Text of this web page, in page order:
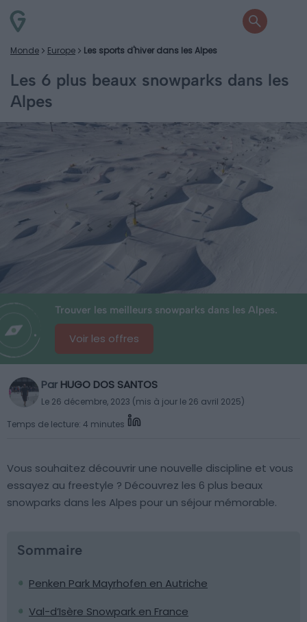
Monde Europe Les sports d'hiver dans les Alpes
Les 6 plus beaux snowparks dans les
Alpes
Trouver les meilleurs snowparks dans les Alpes.
Voir les offres
Par HUGO DOS SANTOS
Le 26 décembre, 2023 (mis à jour le 26 avril 2025)
Temps de lecture: 4 minutes
Vous souhaitez découvrir une nouvelle discipline et vous
essayez au freestyle ? Découvrez les 6 plus beaux
snowparks dans les Alpes pour un séjour mémorable.
Sommaire
Penken Park Mayrhofen en Autriche
Val-d’Isère Snowpark en France